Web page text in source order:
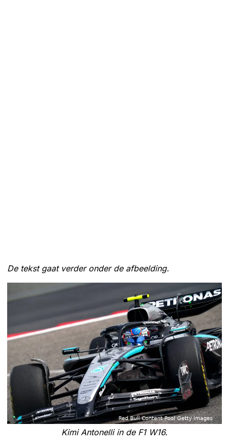
De tekst gaat verder onder de afbeelding.
Kimi Antonelli in de F1 W16.